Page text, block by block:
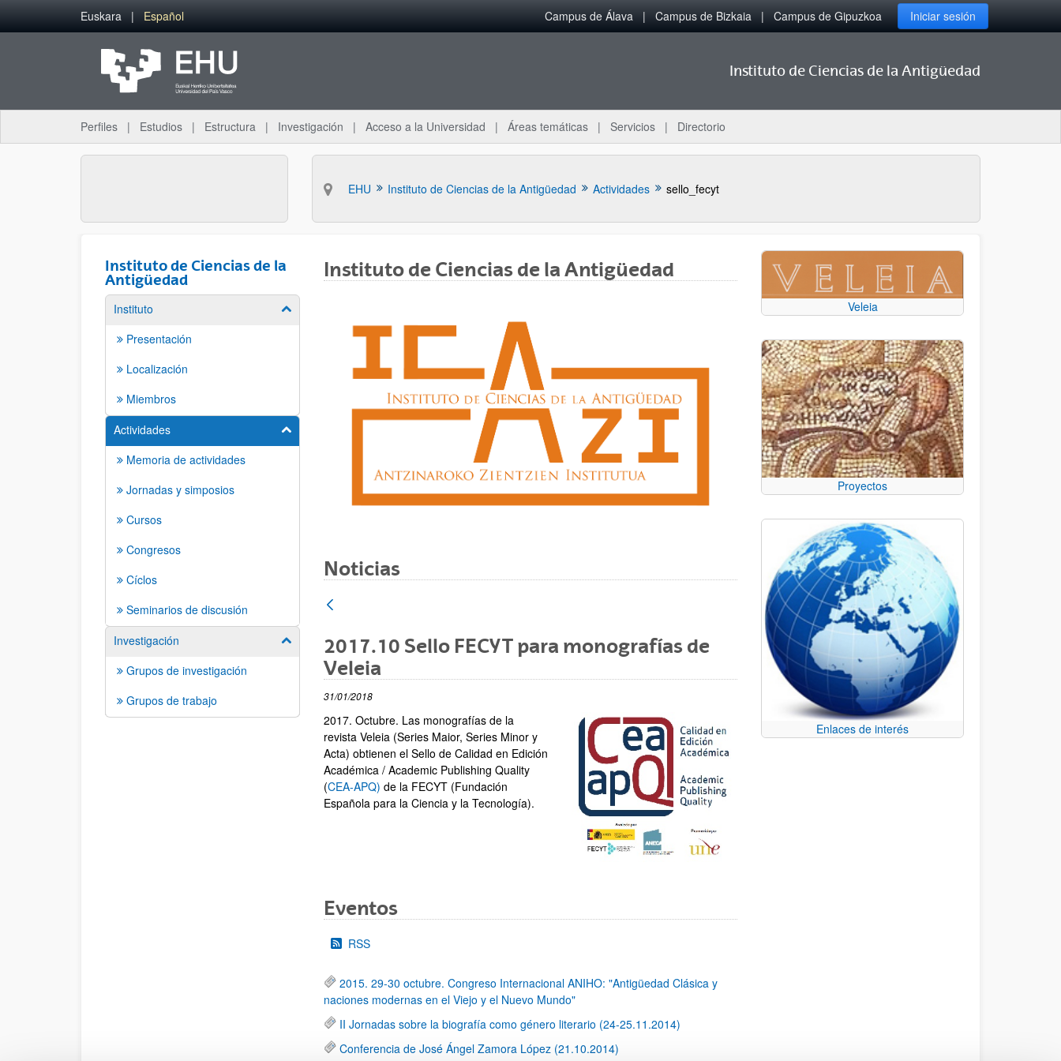
Saltar al contenido principal
Euskara Español Campus de Álava Campus de Bizkaia Campus de Gipuzkoa Iniciar sesión
Instituto de Ciencias de la Antigüedad
Perfiles Estudios Estructura Investigación Acceso a la Universidad Áreas temáticas Servicios Directorio
EHU Instituto de Ciencias de la Antigüedad Actividades sello_fecyt
Instituto de Ciencias de la
Antigüedad
Instituto Mostrar/ocultar subpáginas
Presentación
Localización
Miembros
Actividades
Mostrar/ocultar subpáginas
Memoria de actividades
Jornadas y simposios
Cursos
Congresos
Cíclos
Seminarios de discusión
Investigación
Mostrar/ocultar subpáginas
Grupos de investigación
Grupos de trabajo
Instituto de Ciencias de la Antigüedad
Noticias
2017.10 Sello FECYT para monografías de
Veleia
31/01/2018
2017. Octubre. Las monografías de la
revista Veleia (Series Maior, Series Minor y
Acta) obtienen el Sello de Calidad en Edición
Académica / Academic Publishing Quality
(CEA-APQ) de la FECYT (Fundación
Española para la Ciencia y la Tecnología).
Eventos
RSS
2015. 29-30 octubre. Congreso Internacional ANIHO: "Antigüedad Clásica y
naciones modernas en el Viejo y el Nuevo Mundo"
II Jornadas sobre la biografía como género literario (24-25.11.2014)
Conferencia de José Ángel Zamora López (21.10.2014)
Veleia
Proyectos
Enlaces de interés